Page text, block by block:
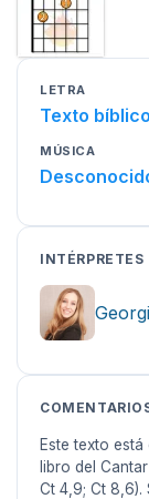
LETRA
Texto
MÚSICA
INTÉRPRETES
Este texto
libro del
Ct 4,9; Ct 8,6).